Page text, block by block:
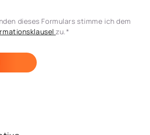
dieses Formulars stimme ich dem
zu.*